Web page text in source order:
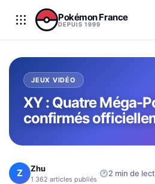
Aller au contenu
Pokémon France
DEPUIS 1999
JEUX VIDÉO
XY : Quatre Méga-
confirmés
Z Zhu
1 362 articles publiés · 2 min de